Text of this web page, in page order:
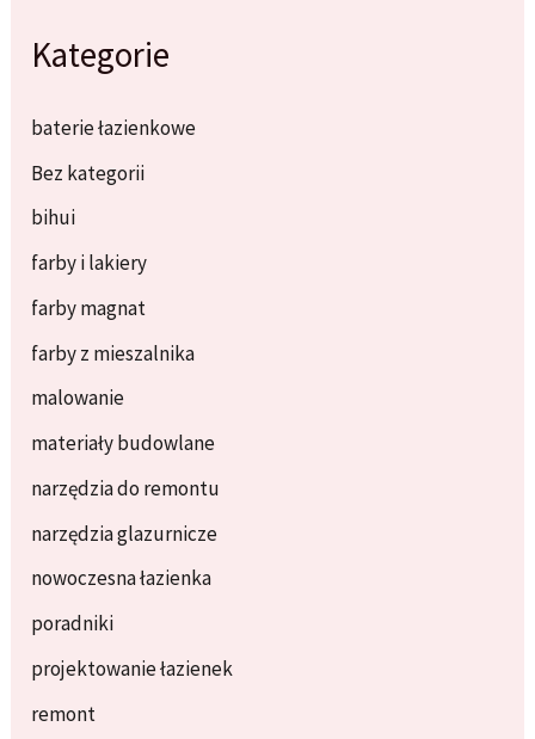
Kategorie
baterie łazienkowe
Bez kategorii
bihui
farby i lakiery
farby magnat
farby z mieszalnika
malowanie
materiały budowlane
narzędzia do remontu
narzędzia glazurnicze
nowoczesna łazienka
poradniki
projektowanie łazienek
remont